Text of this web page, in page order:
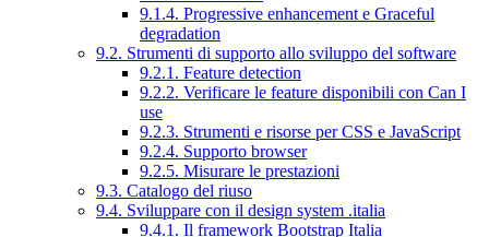
9.1.4. Progressive enhancement e Graceful
degradation
9.2. Strumenti di supporto allo sviluppo del software
9.2.1. Feature detection
9.2.2. Verificare le feature disponibili con Can I
use
9.2.3. Strumenti e risorse per CSS e JavaScript
9.2.4. Supporto browser
9.2.5. Misurare le prestazioni
9.3. Catalogo del riuso
9.4. Sviluppare con il design system .italia
9.4.1. Il framework Bootstrap Italia